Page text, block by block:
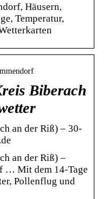
Häusern,
Temperatur,
Biberach
an der Riß) – 30-
an der Riß) –
… Mit dem 14-Tage
Pollenflug und